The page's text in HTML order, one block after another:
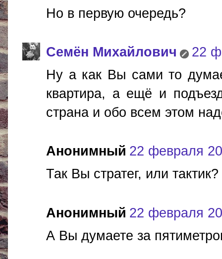
Но в первую очередь?
Cемён Михайлович
22
Ну а как Вы сами то
квартира, а ещё и
страна и обо всем этом
Анонимный 22 февраля
Так Вы стратег, или тактик?
Анонимный 22 февраля
А Вы думаете за